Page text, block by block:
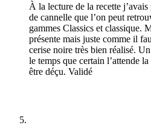
À la lecture de la recette
de cannelle que l’on peut
gammes Classics et classique.
présente mais juste comme il
cerise noire très bien réalisé.
le temps que certain l’attende
être déçu. Validé